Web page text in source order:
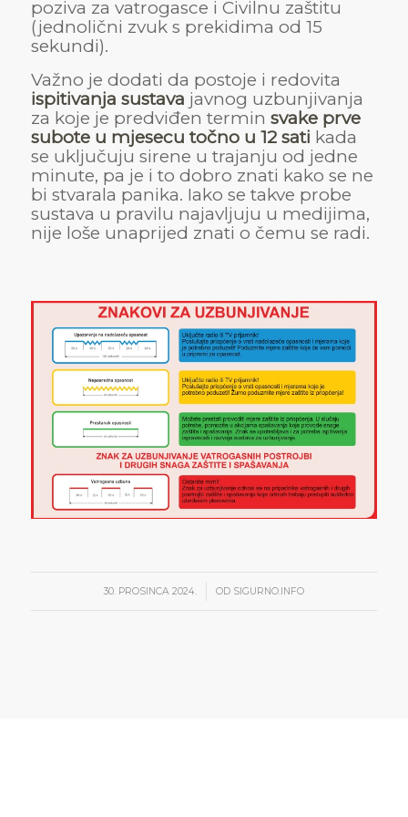
poziva za vatrogasce i Civilnu zaštitu
(jednolični zvuk s prekidima od 15
sekundi).
Važno je dodati da postoje i redovita
ispitivanja sustava javnog uzbunjivanja
za koje je predviđen termin svake prve
subote u mjesecu točno u 12 sati kada
se uključuju sirene u trajanju od jedne
minute, pa je i to dobro znati kako se ne
bi stvarala panika. Iako se takve probe
sustava u pravilu najavljuju u medijima,
nije loše unaprijed znati o čemu se radi.
30. PROSINCA 2024.
/ OD SIGURNO.INFO